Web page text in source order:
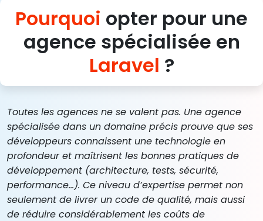
Pourquoi opter pour une
agence spécialisée en
Laravel ?
Toutes les agences ne se valent pas. Une agence
spécialisée dans un domaine précis prouve que ses
développeurs connaissent une technologie en
profondeur et maîtrisent les bonnes pratiques de
développement (architecture, tests, sécurité,
performance…). Ce niveau d’expertise permet non
seulement de livrer un code de qualité, mais aussi
de réduire considérablement les coûts de